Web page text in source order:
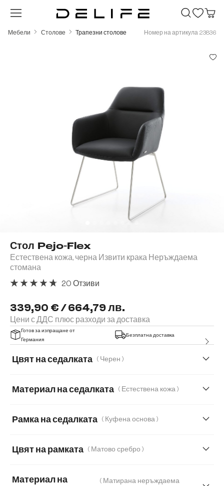
Преминете към основното съдържание
Мебели Столове Трапезни столове Номер на артикула 23836
Стол Pejo-Flex
Естествена кожа, черна Извити крака Неръждаема
стомана
339,90 € / 664,79 лв.
Цени с ДДС плюс разходи за доставка
20 Отзиви
Готов за изпращане от
Германия
Безплатна доставка
Цвят на седалката ( Черен )
Материал на седалката ( Естествена кожа )
Меко букле Мек текстилен плат с текстура
Микрофибър
Рамка на седалката ( Куфена основа )
Цвят на рамката ( Матово сребро )
Материал на
( Матирана неръждаема